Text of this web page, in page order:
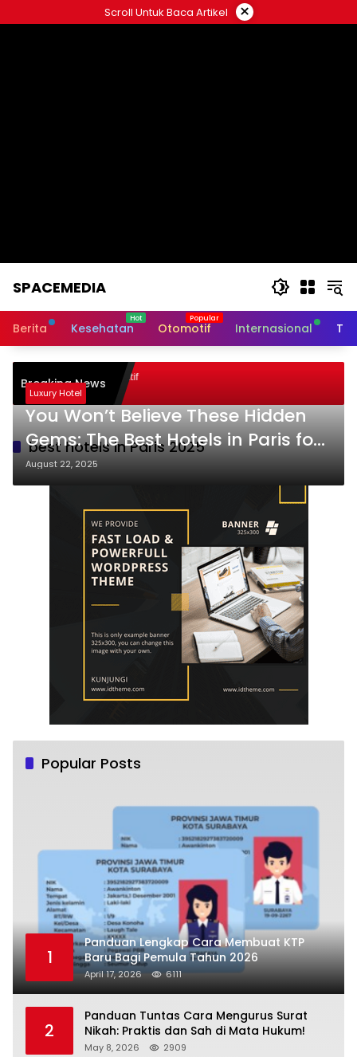
to
Scroll Untuk Baca Artikel ×
SPACEMEDIA
Berita Kesehatan Otomotif Internasional
Breaking News
Pembelajaran Aktif
Sukses
best hotels in Paris 2025
Luxury Hotel
You Won’t Believe These Hidden
Gems: The Best Hotels in Paris for
2025 Revealed!
August 22, 2025
Popular Posts
1
Panduan Lengkap Cara Membuat KTP
Baru Bagi Pemula Tahun 2026
April 17, 2026 6111
2
Panduan Tuntas Cara Mengurus Surat
Nikah: Praktis dan Sah di Mata Hukum!
May 8, 2026 2909